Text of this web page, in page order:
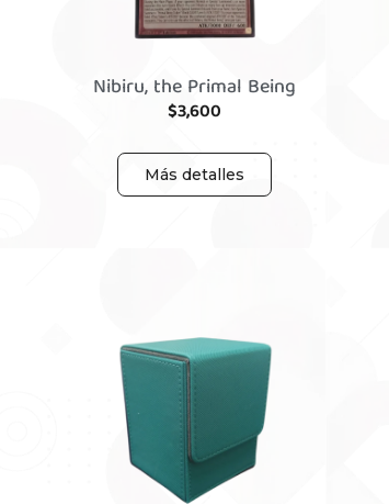
Nibiru, the Primal Being
$3,600
Más detalles